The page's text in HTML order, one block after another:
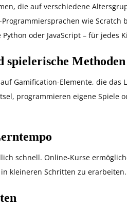
die auf verschiedene
wie Scratch
oder JavaScript – für jedes
spielerische Methoden
Gamification-Elemente, die
programmieren eigene Spiele
schnell. Online-Kurse
kleineren Schritten zu erarbeiten.